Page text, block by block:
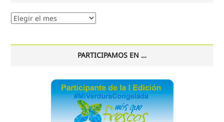
Nuestro
PARTICIPAMOS EN …